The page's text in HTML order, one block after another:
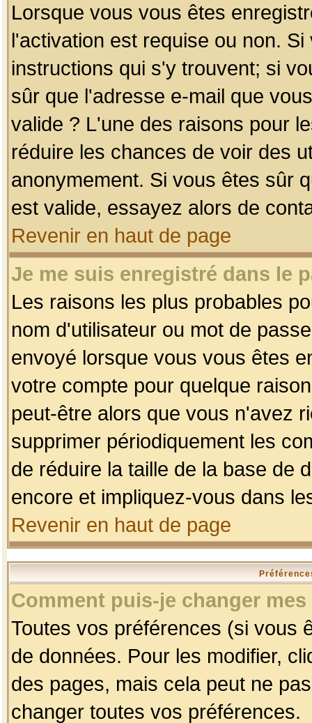
Lorsque vous vous êtes
l'activation est requise ou non.
instructions qui s'y trouvent; si
sûr que l'adresse e-mail que
valide ? L'une des raisons pour
réduire les chances de voir des
anonymement. Si vous êtes sûr
est valide, essayez alors de
Revenir en haut de page
Je me suis enregistré dans le
Les raisons les plus probables
nom d'utilisateur ou mot de
envoyé lorsque vous vous êtes
votre compte pour quelque
peut-être alors que vous n'avez
supprimer périodiquement les
de réduire la taille de la base de
encore et impliquez-vous dans
Revenir en haut de page
Comment puis-je changer
Toutes vos préférences (si vous
de données. Pour les modifier,
des pages, mais cela peut ne
changer toutes vos préférences.